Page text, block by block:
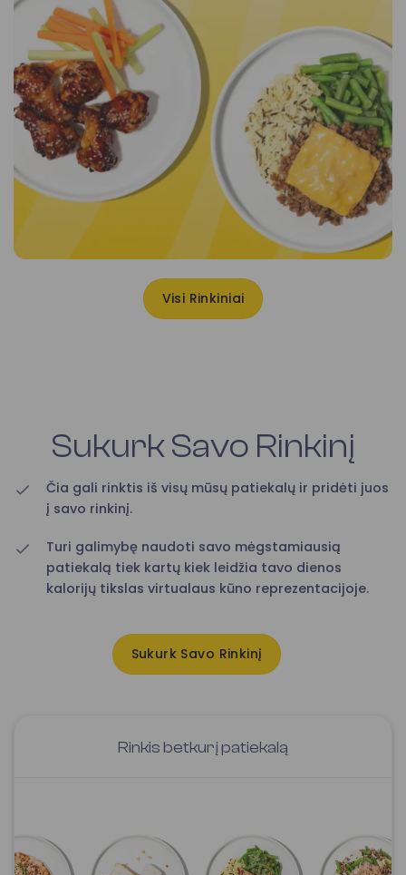
Visi Rinkiniai
Sukurk Savo Rinkinį
Čia gali rinktis iš visų mūsų patiekalų ir pridėti juos
į savo rinkinį.
Turi galimybę naudoti savo mėgstamiausią
patiekalą tiek kartų kiek leidžia tavo dienos
kalorijų tikslas virtualaus kūno reprezentacijoje.
Sukurk Savo Rinkinį
Rinkis betkurį patiekalą